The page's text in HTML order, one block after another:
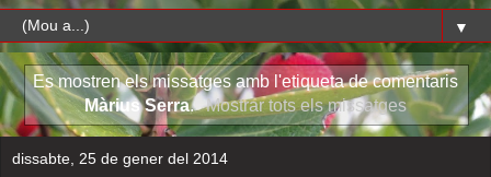
▼
Es mostren els missatges amb l'etiqueta de comentaris
Màrius Serra. Mostrar tots els missatges
dissabte, 25 de gener del 2014